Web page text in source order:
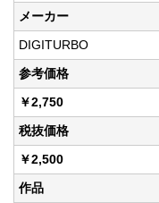
メーカー
DIGITURBO
参考価格
￥2,750
税抜価格
￥2,500
作品